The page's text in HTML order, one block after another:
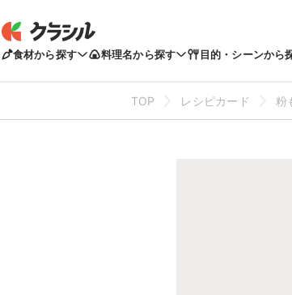
食材から探す 料理名から探す 目的・シーンから
TOP レシピカード 粉